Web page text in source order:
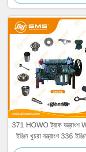
371 HOWO ট্রাক যন্ত্রাংশ
ইঞ্জিন খুচরা যন্ত্রাংশ 336 ইঞ্জিন
যন্ত্রাংশ